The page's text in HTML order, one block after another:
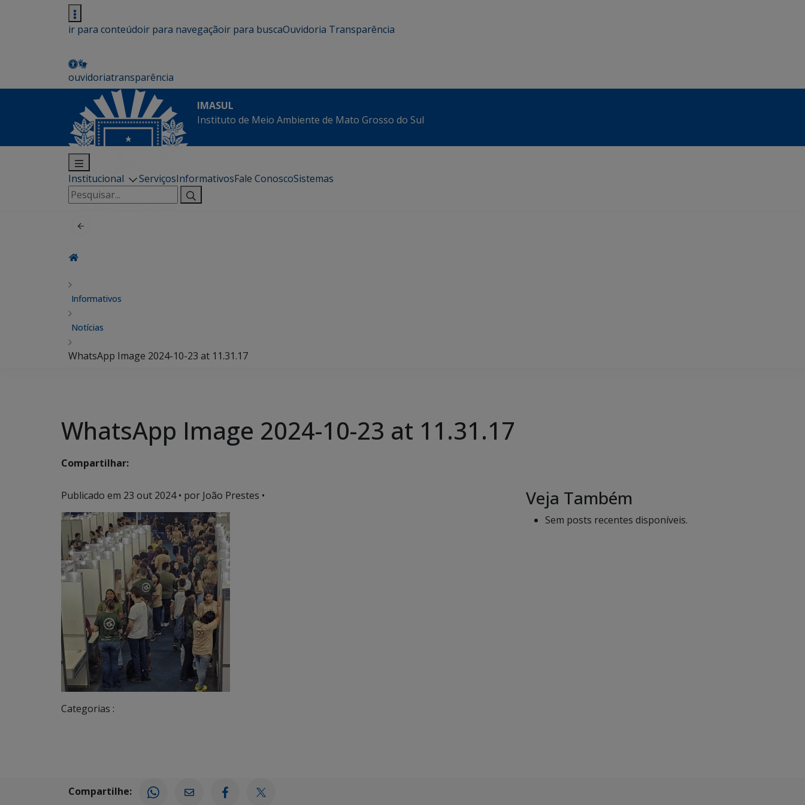
ir para conteúdoir para navegaçãoir para buscaOuvidoria Transparência
ouvidoriatransparência
IMASUL
Instituto de Meio Ambiente de Mato Grosso do Sul
Institucional ServiçosInformativosFale ConoscoSistemas
Pesquisar
por:
Informativos
Notícias
WhatsApp Image 2024-10-23 at 11.31.17
WhatsApp Image 2024-10-23 at 11.31.17
Compartilhar:
Publicado em 23 out 2024• por João Prestes •
Categorias :
Veja Também
Sem posts recentes disponíveis.
Compartilhe: